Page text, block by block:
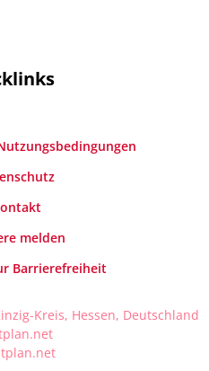
melden
Barrierefreiheit